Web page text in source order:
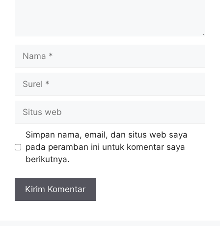
web
Simpan nama, email, dan situs web saya
pada peramban ini untuk komentar saya
berikutnya.